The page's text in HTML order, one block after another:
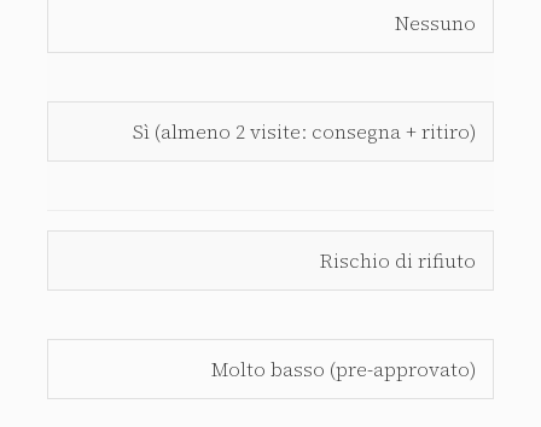
Nessuno
Sì (almeno 2 visite: consegna + ritiro)
Rischio di rifiuto
Molto basso (pre-approvato)